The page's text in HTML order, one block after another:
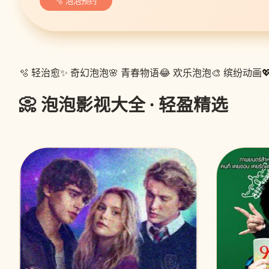
🫧 轻治愈✨ 奇幻泡泡🌸 青春物语😂 欢乐泡泡🎨 缤纷动画
📀 泡泡影视大全 · 轻盈精选